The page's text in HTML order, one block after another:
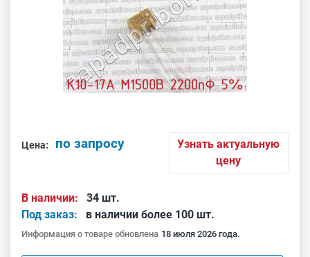
Цена: по запросу
Узнать актуальную
цену
В наличии:
34 шт.
Под заказ:
в наличии более 100 шт.
Информация о товаре обновлена 18 июля 2026 года.